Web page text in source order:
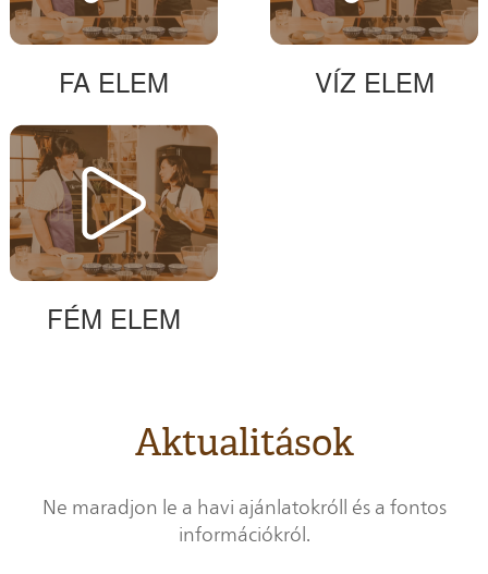
FA ELEM VÍZ ELEM
FÉM ELEM
Aktualitások
Ne maradjon le a havi ajánlatokróll és a fontos
információkról.